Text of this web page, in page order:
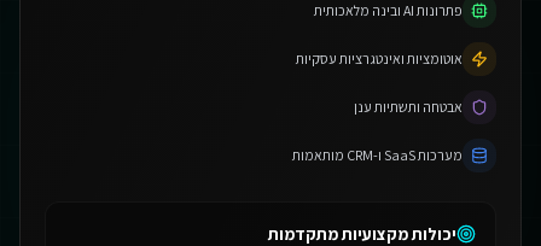
פתרונות AI ובינה מלאכותית
אוטומציות ואינטגרציות עסקיות
אבטחה ותשתיות ענן
מערכות SaaS ו-CRM מותאמות
יכולות מקצועיות מתקדמות